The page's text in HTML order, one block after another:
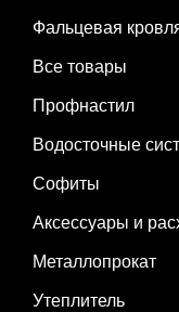
Фальцевая
Все товары
Профнастил
Водосточные
Софиты
Аксессуары и
Металлопрокат
Утеплитель